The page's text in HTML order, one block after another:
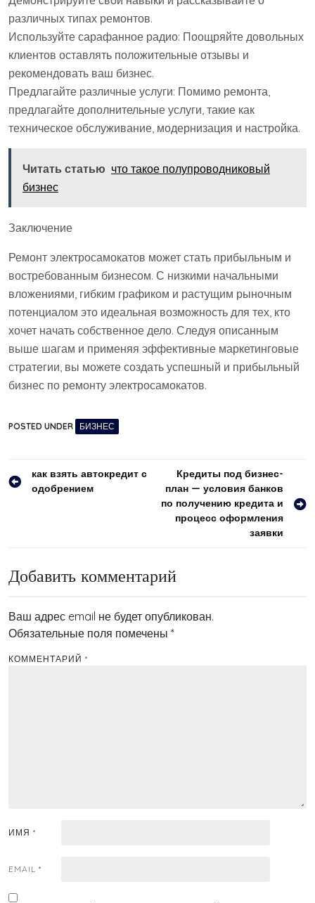
различных типах ремонтов.
Используйте сарафанное радио: Поощряйте довольных
клиентов оставлять положительные отзывы и
рекомендовать ваш бизнес.
Предлагайте различные услуги: Помимо ремонта,
предлагайте дополнительные услуги, такие как
техническое обслуживание, модернизация и настройка.
Читать статью что такое полупроводниковый
бизнес
Заключение
Ремонт электросамокатов может стать прибыльным и
востребованным бизнесом. С низкими начальными
вложениями, гибким графиком и растущим рыночным
потенциалом это идеальная возможность для тех, кто
хочет начать собственное дело. Следуя описанным
выше шагам и применяя эффективные маркетинговые
стратегии, вы можете создать успешный и прибыльный
бизнес по ремонту электросамокатов.
POSTED UNDER БИЗНЕС
Навигация
как взять автокредит с
одобрением
Кредиты под бизнес-
план — условия банков
по получению кредита и
процесс оформления
заявки
Добавить комментарий
Ваш адрес email не будет опубликован.
Обязательные поля помечены *
КОММЕНТАРИЙ *
ИМЯ *
EMAIL *